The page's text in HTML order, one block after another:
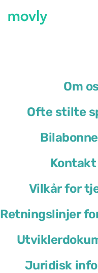
Om
Ofte stilte
Kontakt
Vilkår for
Retningslinjer
Juridisk
Alle tilgjengelige biler
Leie av Ford Kuga på
Ford Kuga